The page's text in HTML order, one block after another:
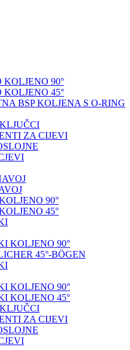
KOLJENO 90°
KOLJENO 45°
BSP KOLJENA S O-RING
ZA CIJEVI
90°
45°
KOLJENO 90°
45°-BÖGEN
KOLJENO 90°
KOLJENO 45°
ZA CIJEVI